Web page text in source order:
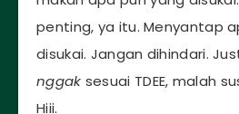
penting, ya itu. Menyantap
disukai. Jangan dihindari.
nggak sesuai TDEE, malah
Hiii.